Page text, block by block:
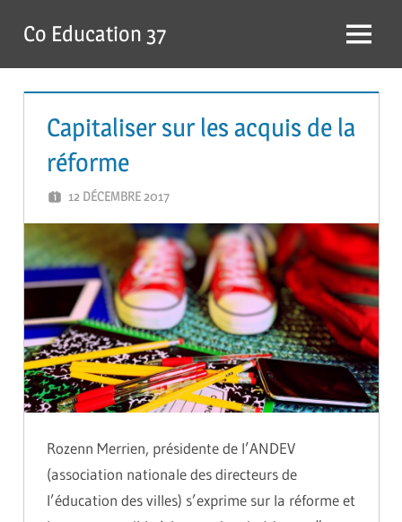
content
Co Education 37 Menu
Capitaliser sur les acquis de la
réforme
12 DÉCEMBRE 2017
Rozenn Merrien, présidente de l’ANDEV
(association nationale des directeurs de
l’éducation des villes) s’exprime sur la réforme et